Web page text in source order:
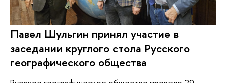
Павел Шульгин принял участие в
заседании круглого стола Русского
географического общества